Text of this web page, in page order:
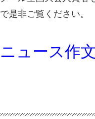
で是非ご覧ください。
ニュース作